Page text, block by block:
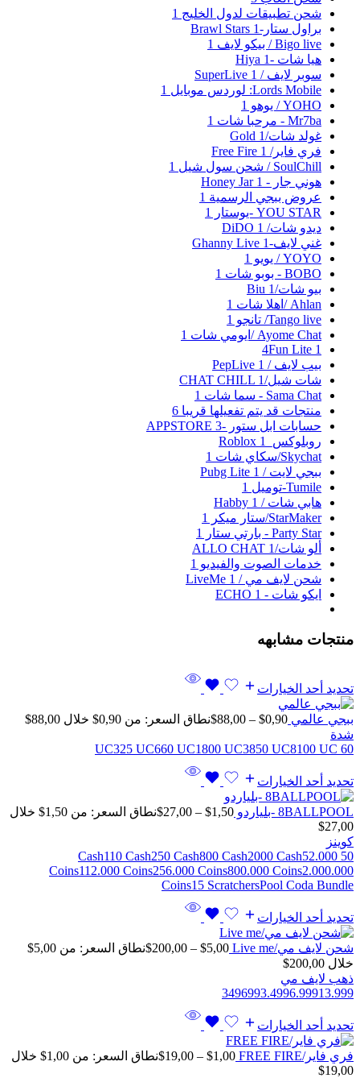
شحن تطبيقات لدول الخليج 1
براول ستار-Brawl Stars1
Bigo live / بيكو لايف
1
هيا شات -Hiya1
سوبر لايف / SuperLive 1
Lords Mobile: لوردس موبايل
1
YOHO / يوهو
1
Mr7ba - مرحبا شات
1
غولد شات/Gold1
فري فاير/ Free Fire 1
SoulChill / شحن سول شيل
1
هوني جار - Honey Jar 1
عروض ببجي الرسمية 1
YOU STAR -يوستار
1
ديدو شات/ DiDO 1
غني لايف-Ghanny Live1
YOYO / يويو
1
BOBO - بوبو شات
1
بيو شات/Biu1
Ahlan /اهلا شات
1
Tango live/ تانجو
1
Ayome Chat /ايومي شات
1
4Fun Lite 1
بيب لايف / PepLive 1
شات شيل/CHAT CHILL1
Sama Chat - سما شات
1
منتجات قد يتم تفعيلها قريبا 6
حسابات ابل ستور -APPSTORE3
روبلوكس_Roblox
1
Skychat/سكاي شات
1
ببجي لايت / Pubg Lite 1
Tumile-توميل
1
هابي شات / Habby 1
StarMaker/ستار ميكر
1
Party Star - بارتي ستار
1
ألو شات/ALLO CHAT1
خدمات الصوت والفيديو 1
شحن لايف مي / LiveMe 1
ايكو شات - ECHO 1
منتجات مشابهه
تحديد أحد الخيارات
ببجي عالمي $0,90
–
$88,00 نطاق السعر: من ⁦$0,90⁩ خلال ⁦$88,00⁩
شدة
60 UC
325 UC660 UC1800 UC3850 UC8100 UC
تحديد أحد الخيارات
8BALLPOOL -بلياردو $1,50
–
$27,00
نطاق السعر: من ⁦$1,50⁩ خلال
كوينز
50 Cash
110 Cash250 Cash800 Cash2000 Cash52.000
Coins112.000 Coins256.000 Coins800.000 Coins2.000.000
Coins15 ScratchersPool Coda Bundle
تحديد أحد الخيارات
شحن لايف مي/Live me $5,00
–
$200,00
خلال ⁦$200,00⁩
ذهب لايف مي
3496993.4996.99913.999
تحديد أحد الخيارات
فري فاير/FREE FIRE $1,00
–
$19,00
نطاق السعر: من ⁦$1,00⁩ خلال